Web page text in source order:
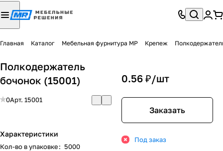
Главная Каталог Мебельная фурнитура МР Крепеж
Полкодержатель
бочонок (15001)
0Арт. 15001
Характеристики
Кол-во в упаковке: 5000
0.56 ₽/шт
Заказать
Под заказ